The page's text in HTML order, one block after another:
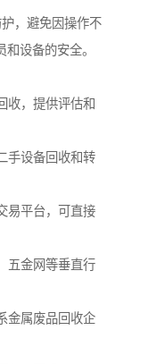
，避免因操作不
设备的安全。
收，提供评估和
手设备回收和转
易平台，可直接
五金网等垂直行
金属废品回收企